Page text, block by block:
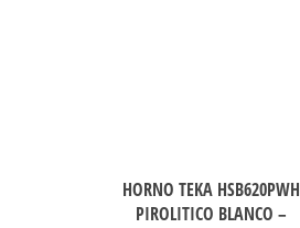
HORNO TEKA HSB620PWH
PIROLITICO BLANCO –